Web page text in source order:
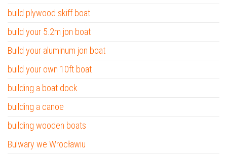
build plywood skiff boat
build your 5.2m jon boat
Build your aluminum jon boat
build your own 10ft boat
building a boat dock
building a canoe
building wooden boats
Bulwary we Wrocławiu